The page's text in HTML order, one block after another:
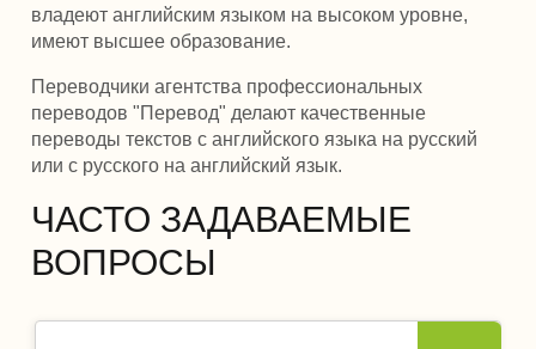
владеют английским языком на высоком уровне,
имеют высшее образование.
Переводчики агентства профессиональных
переводов "Перевод" делают качественные
переводы текстов с английского языка на русский
или с русского на английский язык.
ЧАСТО ЗАДАВАЕМЫЕ
ВОПРОСЫ